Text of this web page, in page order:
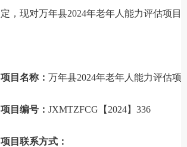
定，现对万年县2024年老年人能力评估项
项目名称： 万年县2024年老年人能力评估项
项目编号： JXMTZFCG【2024】336
项目联系方式：